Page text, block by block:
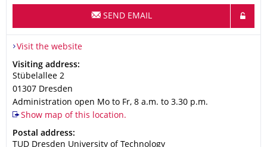
SEND EMAIL
Visit the website
Address
Visiting address:
Stübelallee 2
01307 Dresden
Administration open Mo to Fr, 8 a.m. to 3.30 p.m.
Show map of this location.
Address
Postal address:
TUD Dresden University of Technology